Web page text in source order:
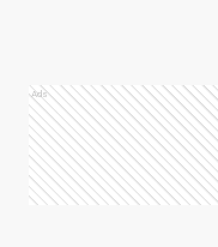
Ads